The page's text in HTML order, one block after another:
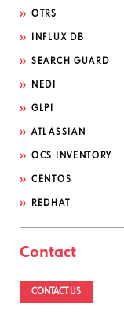
OTRS
INFLUX DB
SEARCH GUARD
NEDI
GLPI
ATLASSIAN
OCS INVENTORY
CENTOS
REDHAT
Contact
CONTACT US